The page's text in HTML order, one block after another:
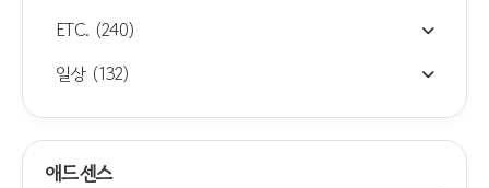
ETC. (240)
일상 (132)
애드센스